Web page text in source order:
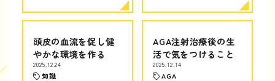
頭皮の血流を促し健
やかな環境を作る
2025.12.24
知識
AGA注射治療後の生
活で気をつけること
2025.12.14
AGA